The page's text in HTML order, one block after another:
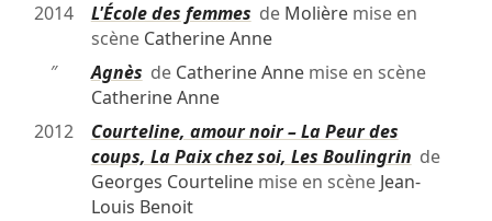
2014
L'École des femmes de Molièremise en
scène Catherine Anne
″
Agnès de Catherine Annemise en scène
Catherine Anne
2012
Courteline, amour noir – La Peur des
coups, La Paix chez soi, Les Boulingrin de
Georges Courtelinemise en scène Jean-
Louis Benoit